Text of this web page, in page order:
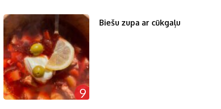
9
Biešu zupa ar cūkgaļu